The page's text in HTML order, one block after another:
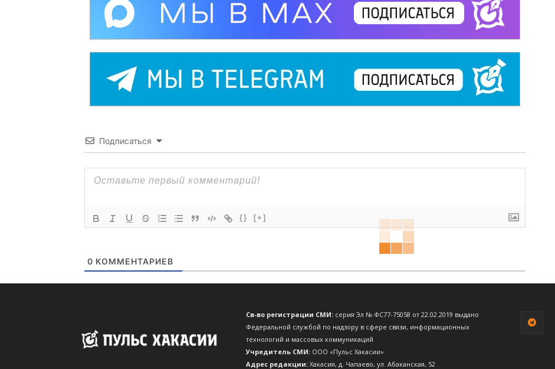
Подписаться
{} [+]
0 КОММЕНТАРИЕВ
Св-во регистрации СМИ: серия Эл № ФС77-75058 от 22.02.2019 выдано
Федеральной службой по надзору в сфере связи, информационных
технологий и массовых коммуникаций
Учредитель СМИ: ООО «Пульс Хакасии»
Адрес редакции: Хакасия, д. Чапаево, ул. Абаканская, 52